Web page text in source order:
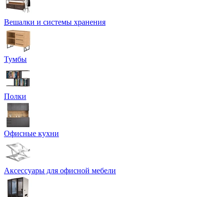
Вешалки и системы хранения
Тумбы
Полки
Офисные кухни
Аксессуары для офисной мебели